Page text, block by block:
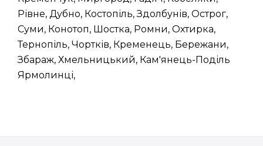
Рівне, Дубно, Костопіль, Здолбунів, Острог,
Суми, Конотоп, Шостка, Ромни, Охтирка,
Тернопіль, Чортків, Кременець, Бережани,
Збараж, Хмельницький, Кам'янець-Поділь
Ярмолинці,